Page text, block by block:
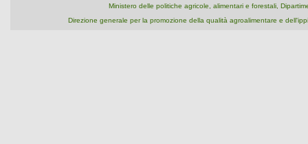
Ministero delle politiche agricole, alimentari e forestali,
Direzione generale per la promozione della qualità agroalimentare e